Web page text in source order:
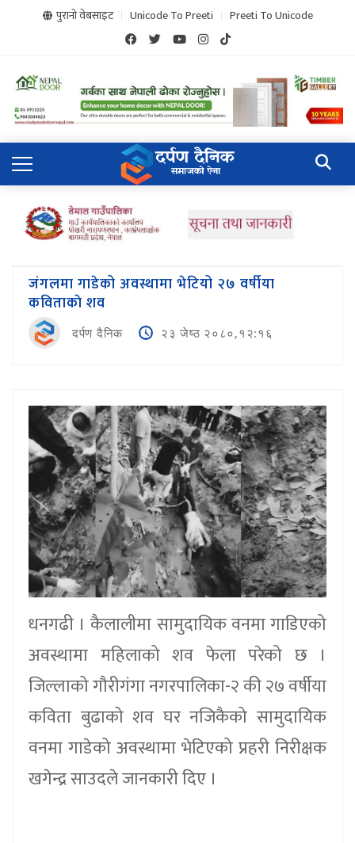
पुरानो वेबसाइट Unicode To Preeti Preeti To Unicode
जंगलमा गाडेको अवस्थामा भेटियो २७ वर्षीया
कविताकाे शव
दर्पण दैनिक २३ जेष्ठ २०८०,१२:१६
धनगढी । कैलालीमा सामुदायिक वनमा गाडिएको
अवस्थामा महिलाको शव फेला परेको छ ।
जिल्लाको गौरीगंगा नगरपालिका-२ की २७ वर्षीया
कविता बुढाको शव घर नजिकैको सामुदायिक
वनमा गाडेको अवस्थामा भेटिएको प्रहरी निरीक्षक
खगेन्द्र साउदले जानकारी दिए ।